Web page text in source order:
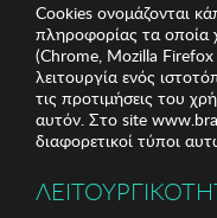
Cookies ονομάζονται
πληροφορίας τα οποία
(Chrome, Mozilla
λειτουργία ενός
τις προτιμήσεις του
αυτόν. Στο site
διαφορετικοί τύποι